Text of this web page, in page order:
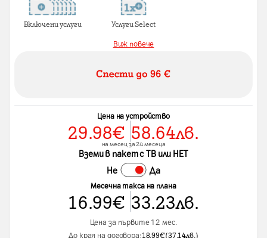
Включени услуги Услуги Select
Виж повече
Цена на устройство
29.98€ 58.64лв.
на месец за 24 месеца
Вземи в пакет с ТВ или НЕТ
Не Да
Месечна такса на плана
16.99€ 33.23лв.
Цена за първите 12 мес.
До края на договора:18.99€(37.14лв.)